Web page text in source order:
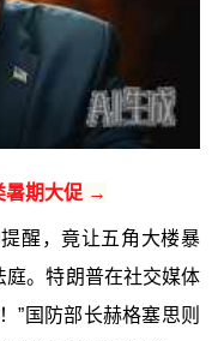
暑期大促 →
醒，竟让五角大楼暴
庭。特朗普在社交媒体
”国防部长赫格塞思则